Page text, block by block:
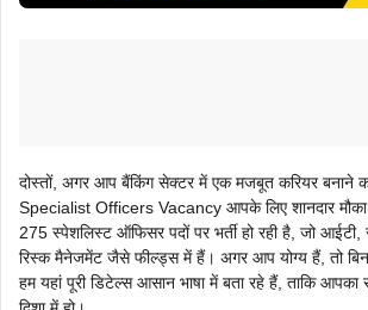
दोस्तों, अगर आप बैंकिंग सेक्टर में एक मजबूत करियर बनाने
Specialist Officers Vacancy आपके लिए शानदार
275 स्पेशलिस्ट ऑफिसर पदों पर भर्ती हो रही है, जो आईटी,
रिस्क मैनेजमेंट जैसे फील्ड्स में हैं। अगर आप योग्य हैं, तो
हम यहां पूरी डिटेल्स आसान भाषा में बता रहे हैं, ताकि